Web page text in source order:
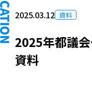
2025.03.12 資料
2025年都議
資料